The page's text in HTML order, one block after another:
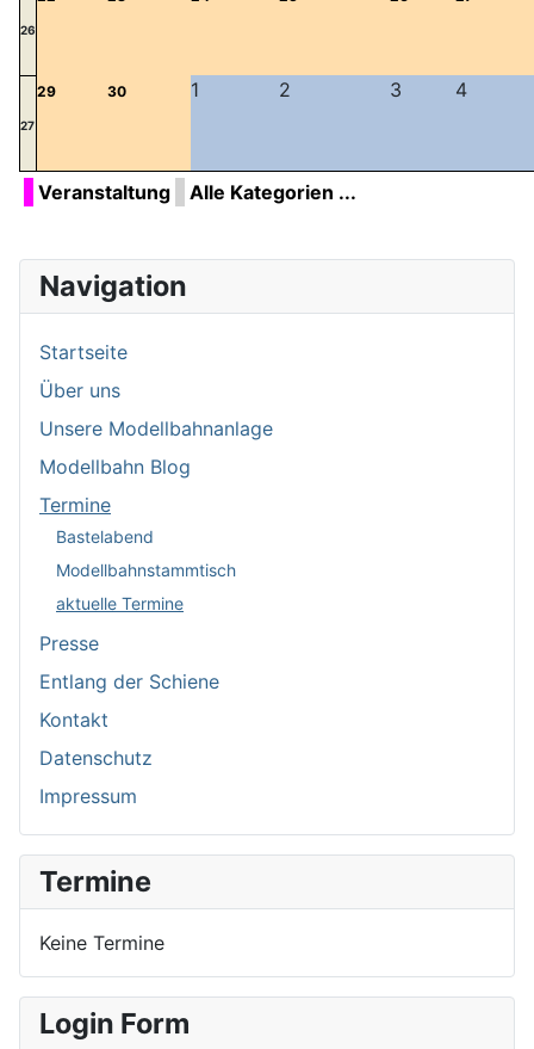
26
27
29 30 1 2 3 4
Veranstaltung Alle Kategorien ...
Navigation
Startseite
Über uns
Unsere Modellbahnanlage
Modellbahn Blog
Termine
Bastelabend
Modellbahnstammtisch
aktuelle Termine
Presse
Entlang der Schiene
Kontakt
Datenschutz
Impressum
Termine
Keine Termine
Login Form